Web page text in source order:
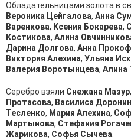
Обладательницами золота в
Вероника Цейгалова, Анна
Варенкова, Ксения Бокарева,
Костикова, Алина
Дарина Долгова, Анна
Виктория Алехина, Ульяна
Валерия Воротынцева, Алина
Серебро взяли Снежана Мазур,
Протасова, Василиса
Тесленко, Мария Алехина,
Мартынова, Стефания
Жарикова, Софья Сычева